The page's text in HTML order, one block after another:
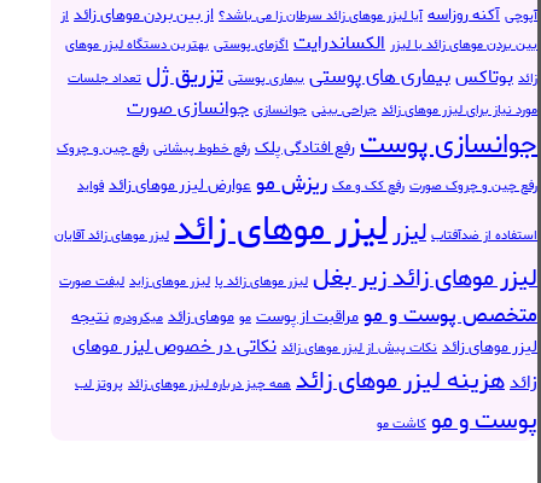
آپوچی آکنه روزاسه آیا لیزر موهای زائد سرطان زا می باشد؟ از بین بردن موهای زائد از
بین بردن موهای زائد با لیزر الکساندرایت اگزمای پوستی بهترین دستگاه لیزر موهای
زائد بوتاکسبیماری های پوستی بیماری پوستی تزریق ژل تعداد جلسات
مورد نیاز برای لیزر موهای زائد جراحی بینی جوانسازی جوانسازی صورت
جوانسازی پوسترفع افتادگی پلک رفع خطوط پیشانی رفع چین و چروک
رفع چین و چروک صورت رفع کک و مک ریزش موعوارض لیزر موهای زائد فواید
استفاده از ضدآفتاب لیزرلیزر موهای زائد لیزر موهای زائد آقایان
لیزر موهای زائد زیر بغل لیزر موهای زائد پا لیزر موهای زاید لیفت صورت
متخصص پوست و مومراقبت از پوست مو موهای زائد میکرودرم نتیجه
لیزر موهای زائد نکات پیش از لیزر موهای زائد نکاتی در خصوص لیزر موهای
زائدهزینه لیزر موهای زائد همه چیز درباره لیزر موهای زائد پروتز لب
پوست و مو کاشت مو